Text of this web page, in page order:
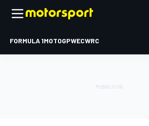
FORMULA 1MOTOGPWECWRC